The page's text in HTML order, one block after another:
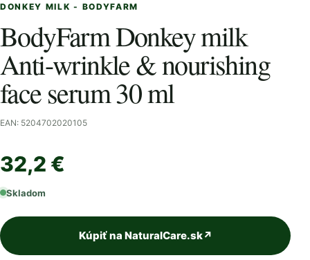
DONKEY MILK - BODYFARM
BodyFarm Donkey milk
Anti-wrinkle & nourishing
face serum 30 ml
EAN: 5204702020105
32,2 €
Skladom
Kúpiť na NaturalCare.sk↗